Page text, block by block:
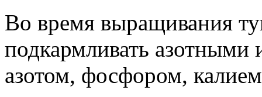
Во время выращивания
подкармливать
азотом, фосфором,